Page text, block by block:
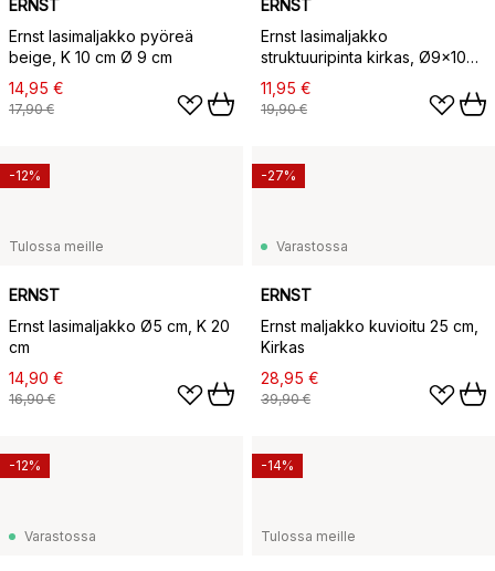
ERNST
Ernst lasimaljakko pyöreä
beige, K 10 cm Ø 9 cm
14,95 €
17,90 €
ERNST
Ernst lasimaljakko
struktuuripinta kirkas, Ø9x10
cm
11,95 €
19,90 €
Tulossa meille
ERNST
Ernst lasimaljakko Ø5 cm, K 20
cm
14,90 €
16,90 €
-12%
Varastossa
ERNST
Ernst maljakko kuvioitu 25 cm,
Kirkas
28,95 €
39,90 €
-27%
Varastossa
-12%
Tulossa meille
-14%